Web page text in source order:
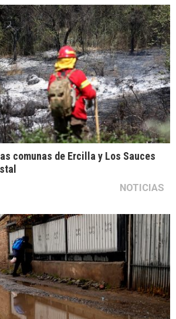
comunas de Ercilla y Los Sauces
NOTICIAS